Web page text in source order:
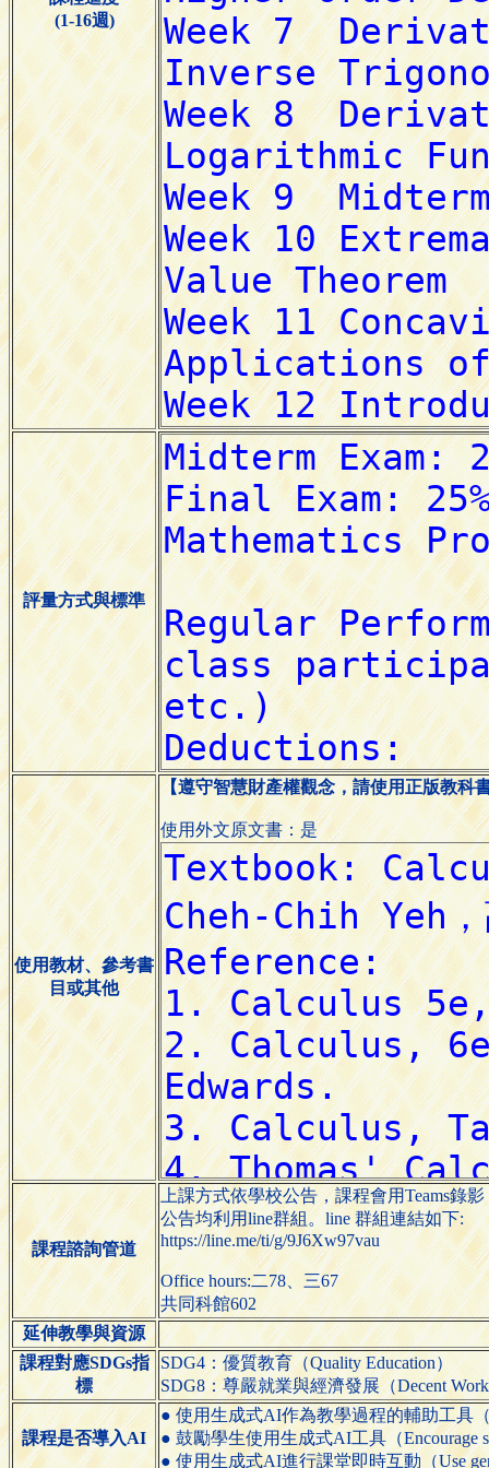
(1-16週)
評量方式與標準
使用教材、參考書
目或其他
【遵守智慧財產權觀念，請使用正版教科
使用外文原文書：是
課程諮詢管道
上課方式依學校公告，課程會用Teams錄
公告均利用line群組。line 群組連結如下:
https://line.me/ti/g/9J6Xw97vau
Office hours:二78、三67
共同科館602
延伸教學與資源
課程對應SDGs指
標
SDG4：優質教育（Quality Education）
SDG8：尊嚴就業與經濟發展（Decent
課程是否導入AI
● 使用生成式AI作為教學過程的輔助工具（
● 鼓勵學生使用生成式AI工具（Encourage
● 使用生成式AI進行課堂即時互動（Use